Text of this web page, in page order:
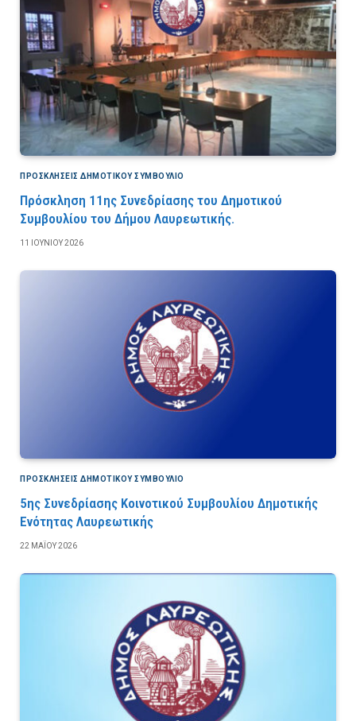
ΠΡΟΣΚΛΉΣΕΙΣ ΔΗΜΟΤΙΚΟΎ ΣΥΜΒΟΎΛΙΟ
Πρόσκληση 11ης Συνεδρίασης του Δημοτικού
Συμβουλίου του Δήμου Λαυρεωτικής.
11 ΙΟΥΝΊΟΥ 2026
ΠΡΟΣΚΛΉΣΕΙΣ ΔΗΜΟΤΙΚΟΎ ΣΥΜΒΟΎΛΙΟ
5ης Συνεδρίασης Κοινοτικού Συμβουλίου Δημοτικής
Ενότητας Λαυρεωτικής
22 ΜΑΪ́ΟΥ 2026